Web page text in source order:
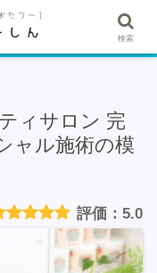
こちら★
ィサロン 完
ャル施術の模
5.0
検索